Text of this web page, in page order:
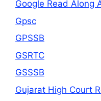
Google Read Along
Gpsc
GPSSB
GSRTC
GSSSB
Gujarat High Court